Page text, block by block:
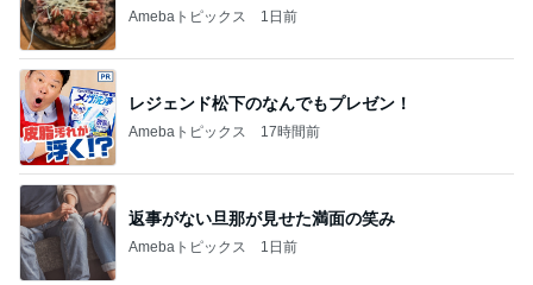
Amebaトピックス 1日前
レジェンド松下のなんでもプレゼン！
Amebaトピックス 17時間前
返事がない旦那が見せた満面の笑み
Amebaトピックス 1日前